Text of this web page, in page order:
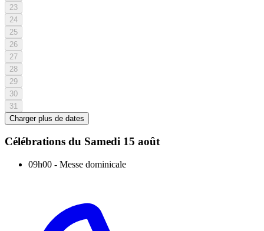
23
24
25
26
27
28
29
30
31
Charger plus de dates
Célébrations du Samedi 15 août
09h00 - Messe dominicale